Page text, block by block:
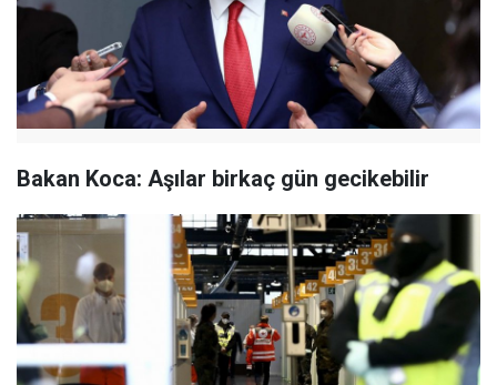
Bakan Koca: Aşılar birkaç gün gecikebilir